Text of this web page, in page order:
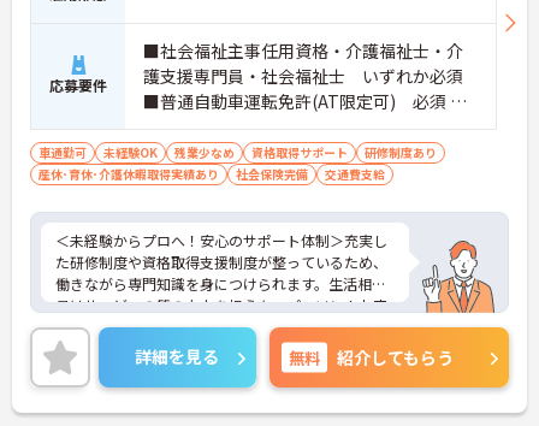
応募要件
■社会福祉主事任用資格・介護福祉士・介
護支援専門員・社会福祉士 いずれか必須
■普通自動車運転免許(AT限定可) 必須 ■
経験：不問
車通勤可 未経験OK 残業少なめ 資格取得サポート
研修制度あり
産休･育休･介護休暇取得実績あり
社会保険完備 交通費支給
＜未経験からプロへ！安心のサポート体制＞充実し
た研修制度や資格取得支援制度が整っているため、
働きながら専門知識を身につけられます。生活相談
員はサービスの質の向上を担うキーパーソン！お客
様やご家族との関わりを通じて、自分自身の人間性
も磨いていけるやりがいのあるお仕事です。
＜夜勤なしでプライベートも充実！柔軟な働き方＞
勤務曜日は相談可能♪ライフスタイルに合わせた働
き方が可能です。産休・育休制度も整っており、長
詳細を見る 無料 紹介してもらう